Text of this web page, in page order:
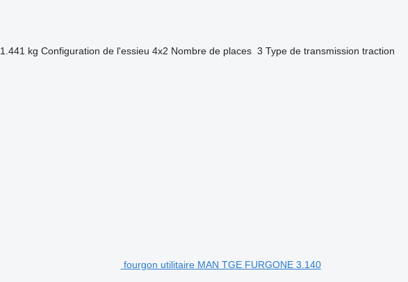
1.441 kg Configuration de l'essieu 4x2 Nombre de places 3 Type de transmission traction
fourgon utilitaire MAN TGE FURGONE 3.140